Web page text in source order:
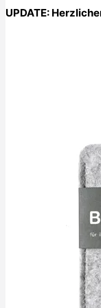
UPDATE: